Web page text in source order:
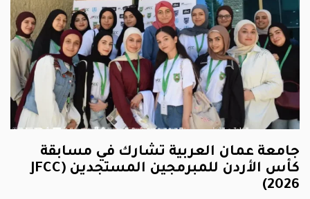
جامعة عمان العربية تشارك في مسابقة
كأس الأردن للمبرمجين المستجدين (JFCC
2026)